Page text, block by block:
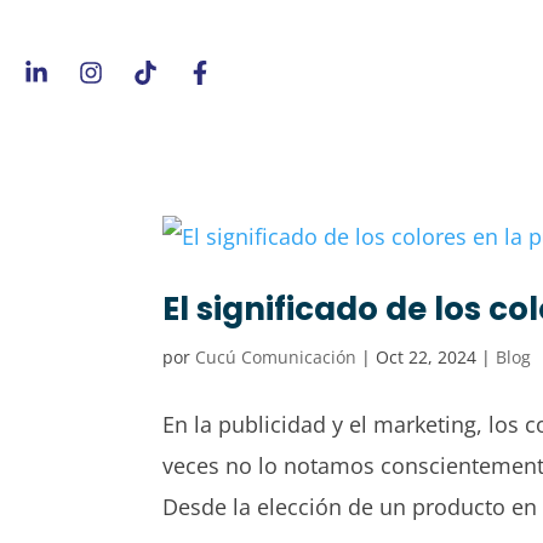
El significado de los
por Cucú Comunicación | Oct 22, 2024 | Blog
En la publicidad y el marketing, los
veces no lo notamos
Desde la elección de un producto